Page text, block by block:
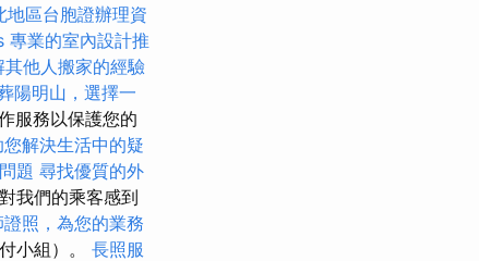
地區台胞證辦理資
專業的室內設計推
他人搬家的經驗
陽明山，選擇一
服務以保護您的
解決生活中的疑
題 尋找優質的外
我們的乘客感到
照，為您的業務
小組）。 長照服